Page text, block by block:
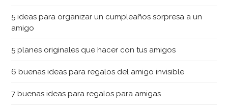
5 ideas para organizar un cumpleaños sorpresa a un
amigo
5 planes originales que hacer con tus amigos
6 buenas ideas para regalos del amigo invisible
7 buenas ideas para regalos para amigas